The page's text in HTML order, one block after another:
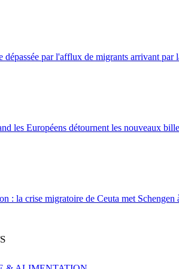
dépassée par l'afflux de migrants arrivant par
les Européens détournent les nouveaux
: la crise migratoire de Ceuta met Schengen